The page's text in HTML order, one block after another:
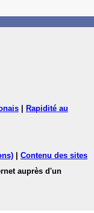
Rapidité au
Contenu des sites
auprès d'un